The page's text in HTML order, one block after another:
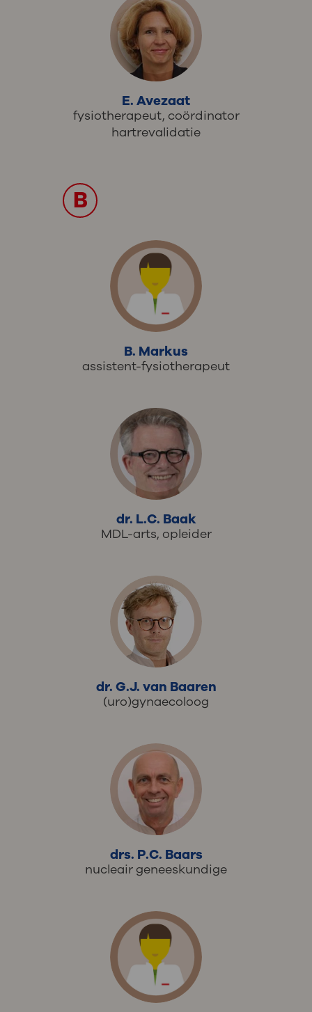
E. Avezaat
fysiotherapeut, coördinator
hartrevalidatie
B
B. Markus
assistent-fysiotherapeut
dr. L.C. Baak
MDL-arts, opleider
dr. G.J. van Baaren
(uro)gynaecoloog
drs. P.C. Baars
nucleair geneeskundige